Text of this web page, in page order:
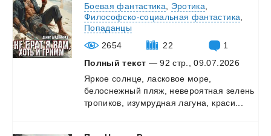
Боевая фантастика
Эротика
Философско-социальная фантастика
Попаданцы
2654
22
1
Полный текст — 92 стр., 09.07.2026
Яркое солнце, ласковое море,
белоснежный пляж, невероятная зелень
тропиков,
изумрудная лагуна, краси...